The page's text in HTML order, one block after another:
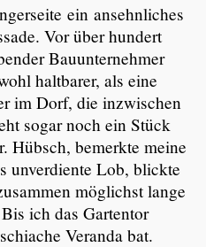
ein ansehn­li­ches
Vor über hundert
Bauun­ter­nehmer
haltbarer, als eine
im Dorf, die inzwi­schen
sogar noch ein Stück
Hübsch, bemerkte meine
unver­diente Lob, blickte
möglichst lange
ich das Gartentor
Veranda bat.